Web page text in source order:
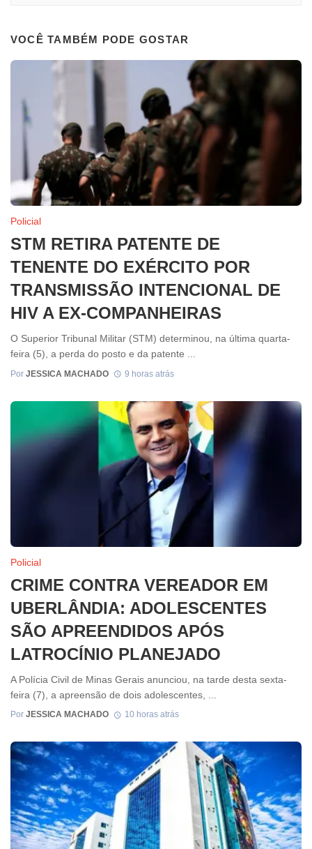
VOCÊ TAMBÉM PODE GOSTAR
Policial
STM RETIRA PATENTE DE
TENENTE DO EXÉRCITO POR
TRANSMISSÃO INTENCIONAL DE
HIV A EX-COMPANHEIRAS
O Superior Tribunal Militar (STM) determinou, na última quarta-
feira (5), a perda do posto e da patente ...
Por JESSICA MACHADO 9 horas atrás
Policial
CRIME CONTRA VEREADOR EM
UBERLÂNDIA: ADOLESCENTES
SÃO APREENDIDOS APÓS
LATROCÍNIO PLANEJADO
A Polícia Civil de Minas Gerais anunciou, na tarde desta sexta-
feira (7), a apreensão de dois adolescentes, ...
Por JESSICA MACHADO 10 horas atrás